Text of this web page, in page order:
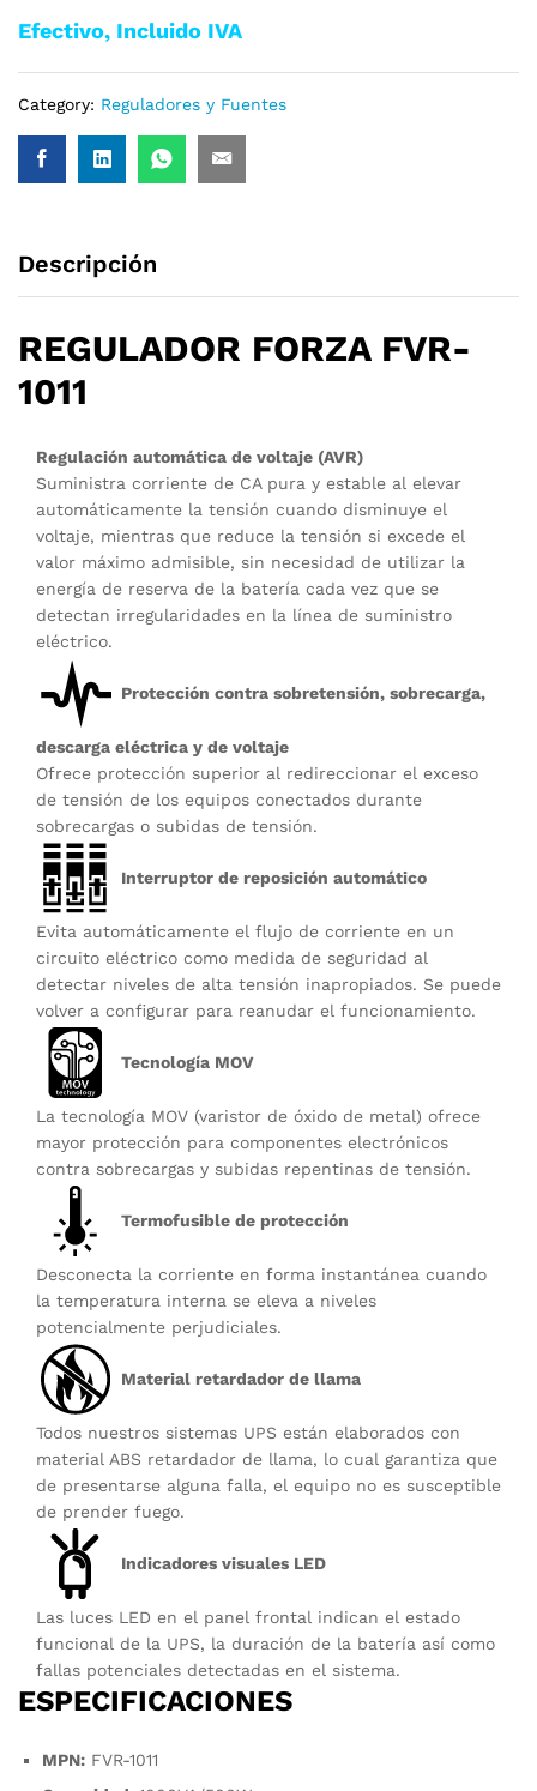
Efectivo, Incluido IVA
Category: Reguladores y Fuentes
Descripción
REGULADOR FORZA FVR-
1011
Regulación automática de voltaje (AVR)
Suministra corriente de CA pura y estable al elevar
automáticamente la tensión cuando disminuye el
voltaje, mientras que reduce la tensión si excede el
valor máximo admisible, sin necesidad de utilizar la
energía de reserva de la batería cada vez que se
detectan irregularidades en la línea de suministro
eléctrico.
Protección contra sobretensión, sobrecarga,
descarga eléctrica y de voltaje
Ofrece protección superior al redireccionar el exceso
de tensión de los equipos conectados durante
sobrecargas o subidas de tensión.
Interruptor de reposición automático
Evita automáticamente el flujo de corriente en un
circuito eléctrico como medida de seguridad al
detectar niveles de alta tensión inapropiados. Se puede
volver a configurar para reanudar el funcionamiento.
Tecnología MOV
La tecnología MOV (varistor de óxido de metal) ofrece
mayor protección para componentes electrónicos
contra sobrecargas y subidas repentinas de tensión.
Termofusible de protección
Desconecta la corriente en forma instantánea cuando
la temperatura interna se eleva a niveles
potencialmente perjudiciales.
Material retardador de llama
Todos nuestros sistemas UPS están elaborados con
material ABS retardador de llama, lo cual garantiza que
de presentarse alguna falla, el equipo no es susceptible
de prender fuego.
Indicadores visuales LED
Las luces LED en el panel frontal indican el estado
funcional de la UPS, la duración de la batería así como
fallas potenciales detectadas en el sistema.
ESPECIFICACIONES
MPN: FVR-1011